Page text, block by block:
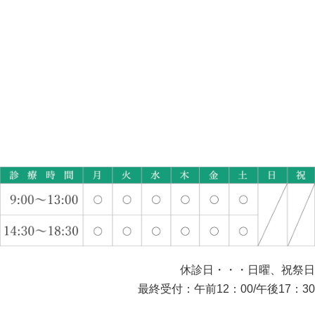
休診日・・・日曜、祝祭日
最終受付：午前12：00/午後17：30